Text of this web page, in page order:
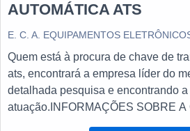
AUTOMÁTICA ATS
E. C. A. EQUIPAMENTOS
Quem está à procura de chave de
ats, encontrará a empresa líder do
detalhada pesquisa e encontrando
atuação.INFORMAÇÕES SOBRE A